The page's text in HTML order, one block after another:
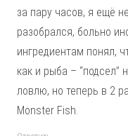
за пару часов, я ещё
разобрался, больно
ингредиентам понял,
как и рыба – “подсел”
ловлю, но теперь в 2
Monster Fish.